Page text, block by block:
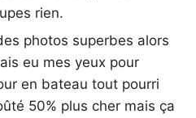
rien.
photos superbes alors
eu mes yeux pour
en bateau tout pourri
50% plus cher mais ça